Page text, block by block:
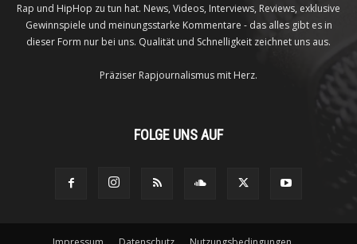
Rap und HipHop zu tun hat. News, Videos, Interviews, Reviews, exklusive
Gewinnspiele und meinungsstarke Kommentare - das alles gibt es in
dieser Form nur bei uns. Qualität und Schnelligkeit zeichnet uns aus.
Präziser Rapjournalismus mit Herz.
FOLGE UNS AUF